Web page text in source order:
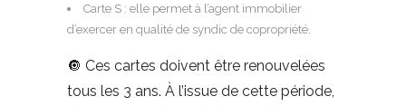
Carte S : elle permet à l’agent immobilier
d’exercer en qualité de syndic de copropriété.
🔘 Ces cartes doivent être renouvelées
tous les 3 ans. À l’issue de cette période,